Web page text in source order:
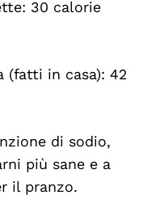
30 calorie
(fatti in casa): 42
di sodio,
più sane e a
il pranzo.